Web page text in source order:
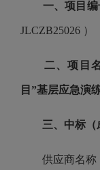
一、项目编
JLCZB25026 ）
二、项目
目”基层应急演
三、中标（
供应商名称：